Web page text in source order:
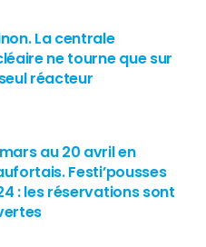
La centrale
ne tourne que sur
réacteur
au 20 avril en
Festi’pousses
: les réservations sont